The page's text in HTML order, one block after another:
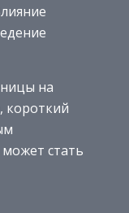
на
короткий
может стать